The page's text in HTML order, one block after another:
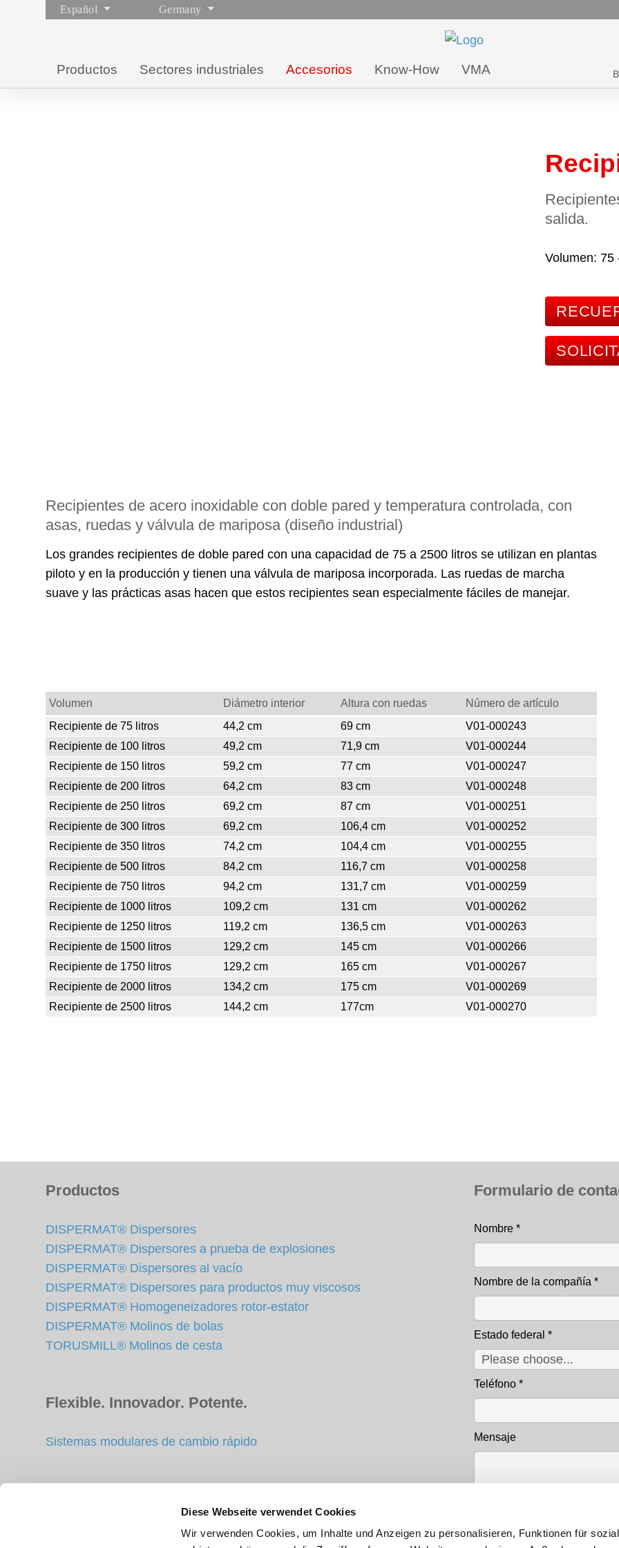
Diese Webseite verwendet Cookies
Wir verwenden Cookies, um Inhalte und Anzeigen zu personalisieren, Funktionen für
Español Germany
Productos Sectores industriales Accesorios Know-How VMA
salida.
Volumen 75
Recipientes de acero inoxidable con doble pared y temperatura controlada, con
asas, ruedas y válvula de mariposa (diseño industrial)
Los grandes recipientes de doble pared con una capacidad de 75 a 2500 litros se utilizan en plantas
piloto y en la producción y tienen una válvula de mariposa incorporada. Las ruedas de marcha
suave y las prácticas asas hacen que estos recipientes sean especialmente fáciles de manejar.
Volumen Diámetro interior Altura con ruedas
Número de artículo
Recipiente de 75 litros
44,2 cm 69 cm
V01-000243
Recipiente de 100 litros
49,2 cm 71,9 cm
V01-000244
Recipiente de 150 litros
59,2 cm 77 cm
V01-000247
Recipiente de 200 litros
64,2 cm 83 cm
V01-000248
Recipiente de 250 litros
69,2 cm 87 cm
V01-000251
Recipiente de 300 litros
69,2 cm 106,4 cm
V01-000252
Recipiente de 350 litros
74,2 cm 104,4 cm
V01-000255
Recipiente de 500 litros
84,2 cm 116,7 cm
V01-000258
Recipiente de 750 litros
94,2 cm 131,7 cm
V01-000259
Recipiente de 1000 litros
109,2 cm 131 cm
V01-000262
Recipiente de 1250 litros
119,2 cm 136,5 cm
V01-000263
Recipiente de 1500 litros
129,2 cm 145 cm
V01-000266
Recipiente de 1750 litros
129,2 cm 165 cm
V01-000267
Recipiente de 2000 litros
134,2 cm 175 cm
V01-000269
Recipiente de 2500 litros
144,2 cm 177cm V01-000270
Productos
DISPERMAT® Dispersores
DISPERMAT® Dispersores a prueba de explosiones
DISPERMAT® Dispersores al vacío
DISPERMAT® Dispersores para productos muy viscosos
DISPERMAT® Homogeneizadores rotor-estator
DISPERMAT® Molinos de bolas
TORUSMILL® Molinos de cesta
Flexible. Innovador. Potente.
Sistemas modulares de cambio rápido
Formulario de
Formulario de
Nombre *
Nombre de la compañía *
Estado federal *
Teléfono *
Mensaje